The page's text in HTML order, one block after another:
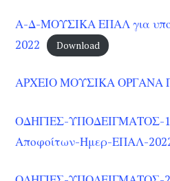
Α-Δ-ΜΟΥΣΙΚΑ ΕΠΑΛ για
2022
Download
ΑΡΧΕΙΟ ΜΟΥΣΙΚΑ ΟΡΓΑΝΑ
ΟΔΗΓΙΕΣ-ΥΠΟΔΕΙΓΜΑΤΟΣ-
Αποφοίτων-Ημερ-ΕΠΑΛ-